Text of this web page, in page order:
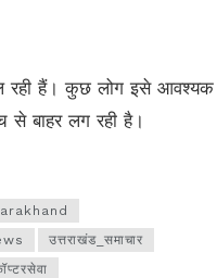
रही हैं। कुछ लोग इसे आवश्यक
बाहर लग रही है।
उत्तराखंड_समाचार